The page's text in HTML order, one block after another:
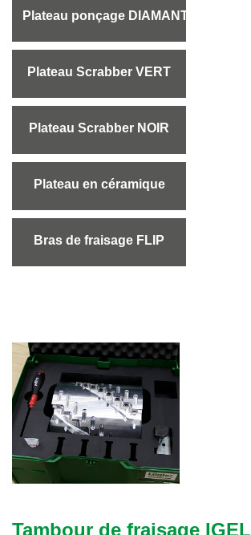
Plateau ponçage DIAMANT
Plateau Scrabber VERT
Plateau Scrabber NOIR
Plateau en céramique
Bras de fraisage FLIP
Tambour de fraisage IGEL